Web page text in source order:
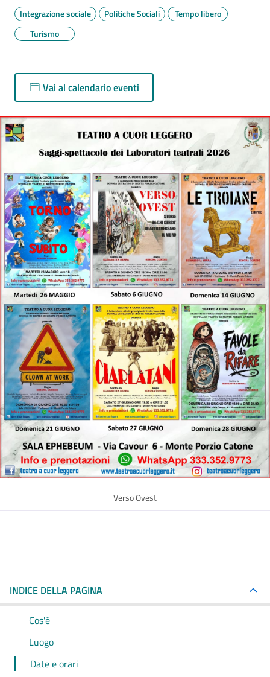
Integrazione sociale Politiche Sociali
Tempo libero
Turismo
Vai al calendario eventi
Verso Ovest
INDICE DELLA PAGINA
Cos'è
Luogo
Date e orari